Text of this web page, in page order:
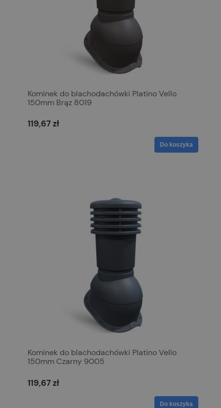
Kominek do blachodachówki Platino Vello
150mm Brąz 8019
119,67 zł
Do koszyka
Kominek do blachodachówki Platino Vello
150mm Czarny 9005
119,67 zł
Do koszyka